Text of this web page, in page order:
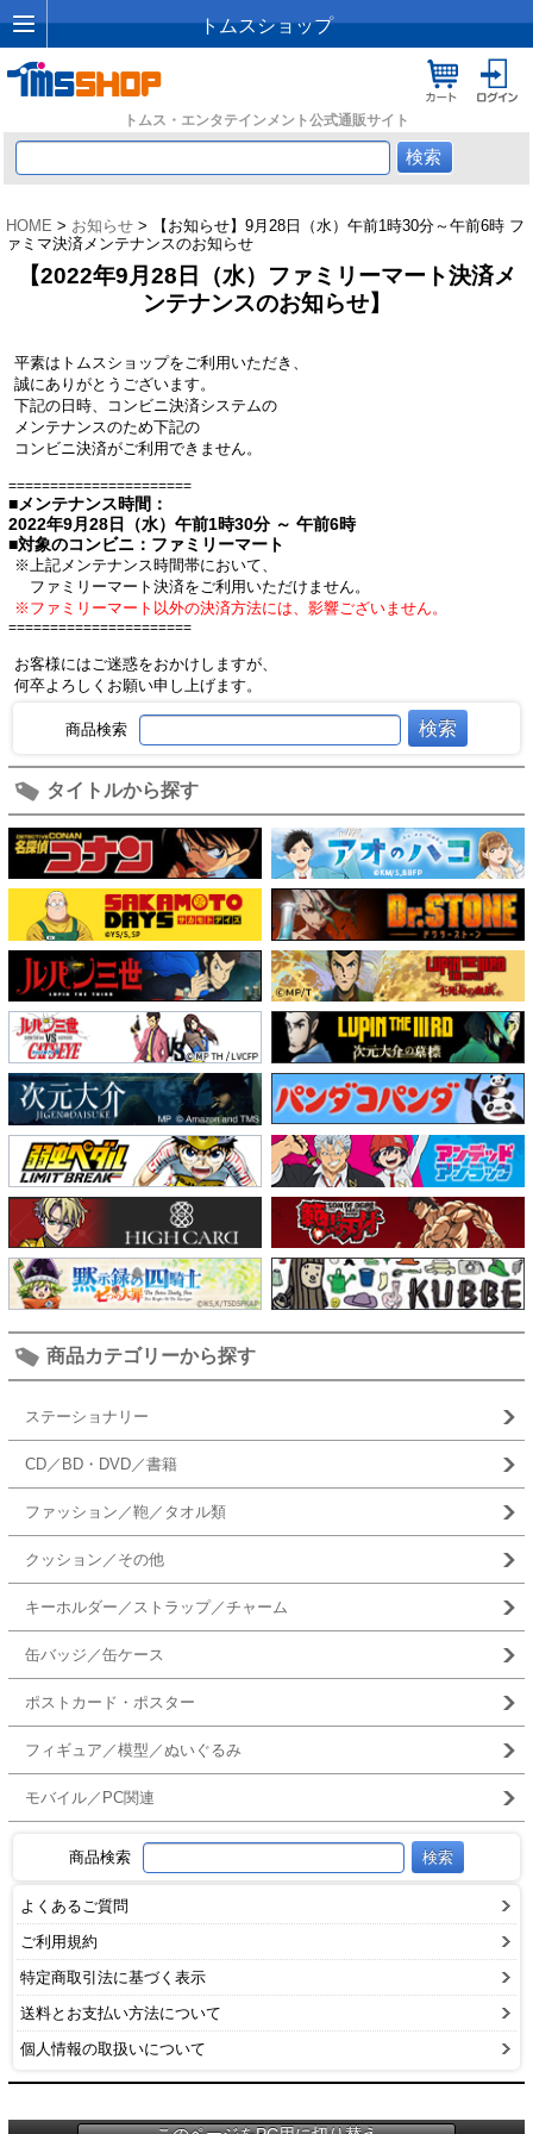
トムスショップ
トムス・エンタテインメント公式通販サイト
HOME > お知らせ > 【お知らせ】9月28日（水）午前1時30分～午前6時 フ
ァミマ決済メンテナンスのお知らせ
【2022年9月28日（水）ファミリーマート決済メ
ンテナンスのお知らせ】
平素はトムスショップをご利用いただき、
誠にありがとうございます。
下記の日時、コンビニ決済システムの
メンテナンスのため下記の
コンビニ決済がご利用できません。
======================
■メンテナンス時間：
2022年9月28日（水）午前1時30分 ～ 午前6時
■対象のコンビニ：ファミリーマート
※上記メンテナンス時間帯において、
ファミリーマート決済をご利用いただけません。
※ファミリーマート以外の決済方法には、影響ございません。
======================
お客様にはご迷惑をおかけしますが、
何卒よろしくお願い申し上げます。
商品検索
タイトルから探す
商品カテゴリーから探す
ステーショナリー
CD／BD・DVD／書籍
ファッション／鞄／タオル類
クッション／その他
キーホルダー／ストラップ／チャーム
缶バッジ／缶ケース
ポストカード・ポスター
フィギュア／模型／ぬいぐるみ
モバイル／PC関連
商品検索
よくあるご質問
ご利用規約
特定商取引法に基づく表示
送料とお支払い方法について
個人情報の取扱いについて